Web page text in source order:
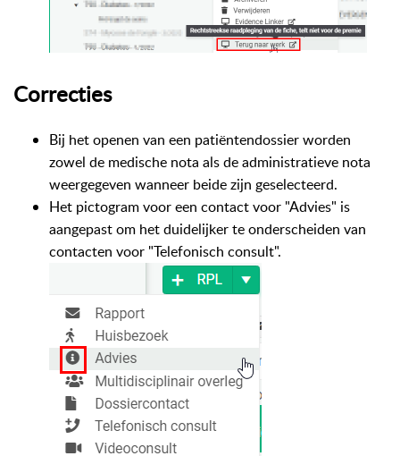
Correcties
Bij het openen van een patiëntendossier worden
zowel de medische nota als de administratieve nota
weergegeven wanneer beide zijn geselecteerd.
Het pictogram voor een contact voor "Advies" is
aangepast om het duidelijker te onderscheiden van
contacten voor "Telefonisch consult".